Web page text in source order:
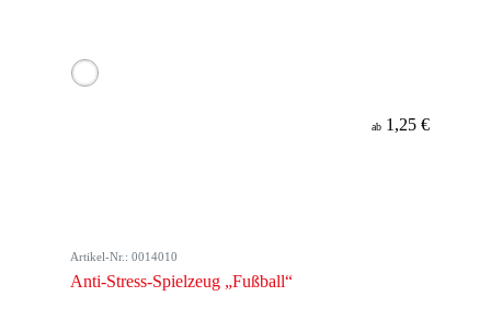
ab 1,25 €
Artikel-Nr.: 0014010
Anti-Stress-Spielzeug „Fußball“